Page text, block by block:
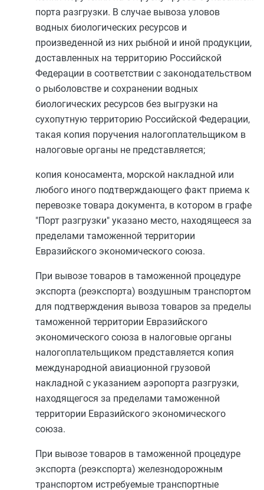
порта разгрузки. В случае вывоза уловов
водных биологических ресурсов и
произведенной из них рыбной и иной продукции,
доставленных на территорию Российской
Федерации в соответствии с законодательством
о рыболовстве и сохранении водных
биологических ресурсов без выгрузки на
сухопутную территорию Российской Федерации,
такая копия поручения налогоплательщиком в
налоговые органы не представляется;
копия коносамента, морской накладной или
любого иного подтверждающего факт приема к
перевозке товара документа, в котором в графе
"Порт разгрузки" указано место, находящееся за
пределами таможенной территории
Евразийского экономического союза.
При вывозе товаров в таможенной процедуре
экспорта (реэкспорта) воздушным транспортом
для подтверждения вывоза товаров за пределы
таможенной территории Евразийского
экономического союза в налоговые органы
налогоплательщиком представляется копия
международной авиационной грузовой
накладной с указанием аэропорта разгрузки,
находящегося за пределами таможенной
территории Евразийского экономического
союза.
При вывозе товаров в таможенной процедуре
экспорта (реэкспорта) железнодорожным
транспортом истребуемые транспортные